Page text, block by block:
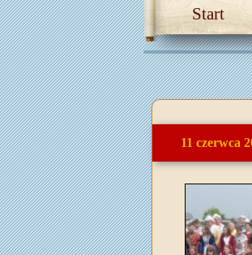
Start
11 czerwca